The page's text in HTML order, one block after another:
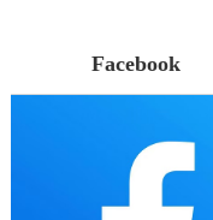
Facebook